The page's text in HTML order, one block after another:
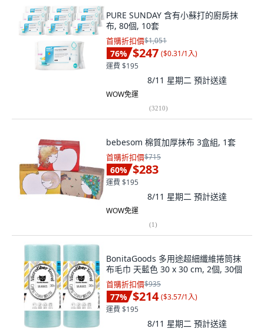
PURE SUNDAY 含有小蘇打的廚房抹
布, 80個, 10套
首購折扣價$1,051
76% $247 ($0.31/1入)
運費 $195
8/11 星期二 預計送達
WOW免運
(3210)
bebesom 棉質加厚抹布 3盒組, 1套
首購折扣價$715
60% $283
運費 $195
8/11 星期二 預計送達
WOW免運
(1)
BonitaGoods 多用途超細纖維捲筒抹
布毛巾 天藍色 30 x 30 cm, 2個, 30個
首購折扣價$935
77% $214 ($3.57/1入)
運費 $195
8/11 星期二 預計送達